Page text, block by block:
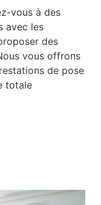
vous à des
avec les
des
vous offrons
de pose
totale